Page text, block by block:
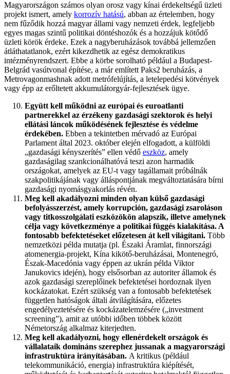
Magyarországon számos olyan orosz vagy kínai érdekeltségű üzleti
projekt ismert, amely korrozív hatású, abban az értelemben, hogy
nem fűződik hozzá magyar állami vagy nemzeti érdek, legfeljebb
egyes magas szintű politikai döntéshozók és a hozzájuk kötődő
üzleti körök érdeke. Ezek a nagyberuházások továbbá jellemzően
átláthatatlanok, ezért kikezdhetik az egész demokratikus
intézményrendszert. Ebbe a körbe sorolható például a Budapest-
Belgrád vasútvonal építése, a már említett Paks2 beruházás, a
Metrovagonmashnak adott metrófelújítás, a letelepedési kötvények
vagy épp az erőltetett akkumulátorgyár-fejlesztések ügye.
Együtt kell működni az európai és euroatlanti
partnerekkel az érzékeny gazdasági szektorok és helyi
ellátási láncok működésének fejlesztése és védelme
érdekében. Ebben a tekintetben mérvadó az Európai
Parlament által 2023. október elején elfogadott, a külföldi
„gazdasági kényszerítés” ellen védő eszköz, amely
gazdaságilag szankcionálhatóvá teszi azon harmadik
országokat, amelyek az EU-t vagy tagállamait próbálnák
szakpolitikájának vagy álláspontjának megváltoztatására bírni
gazdasági nyomásgyakorlás révén.
Meg kell akadályozni minden olyan külső gazdasági
befolyásszerzést, amely korrupción, gazdasági zsaroláson
vagy titkosszolgálati eszközökön alapszik, illetve amelynek
célja vagy következménye a politikai függés kialakítása. A
fontosabb befektetéseket előzetesen át kell világítani. Több
nemzetközi példa mutatja (pl. Északi Áramlat, finnországi
atomenergia-projekt, Kína kikötő-beruházásai, Montenegró,
Észak-Macedónia vagy éppen az ukrán példa Viktor
Janukovics idején), hogy elsősorban az autoriter államok és
azok gazdasági szereplőinek befektetései hordoznak ilyen
kockázatokat. Ezért szükség van a fontosabb befektetések
független hatóságok általi átvilágítására, előzetes
engedélyeztetésére és kockázatelemzésére („investment
screening”), amit az utóbbi időben többek között
Németország alkalmaz kiterjedten.
Meg kell akadályozni, hogy ellenérdekelt országok és
vállalataik domináns szerephez jussanak a magyarországi
infrastruktúra irányításában. A kritikus (például
telekommunikáció, energia) infrastruktúra kiépítését,